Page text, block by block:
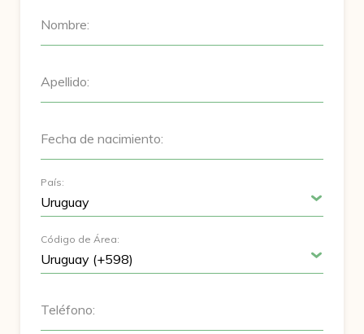
Nombre:
Apellido:
Fecha de nacimiento:
País:
Código de Área:
Teléfono: